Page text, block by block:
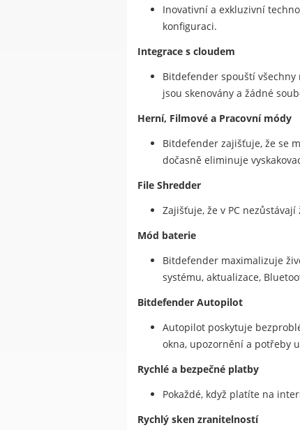
Inovativní a exkluzivní
konfiguraci.
Integrace s cloudem
Bitdefender spouští všechny
jsou skenovány a žádné
Herní, Filmové a Pracovní módy
Bitdefender zajišťuje, že se
dočasně eliminuje
File Shredder
Zajišťuje, že v PC
Mód baterie
Bitdefender maximalizuje
systému, aktualizace,
Bitdefender Autopilot
Autopilot poskytuje
okna, upozornění a potřeby
Rychlé a bezpečné platby
Pokaždé, když platíte na
Rychlý sken zranitelností